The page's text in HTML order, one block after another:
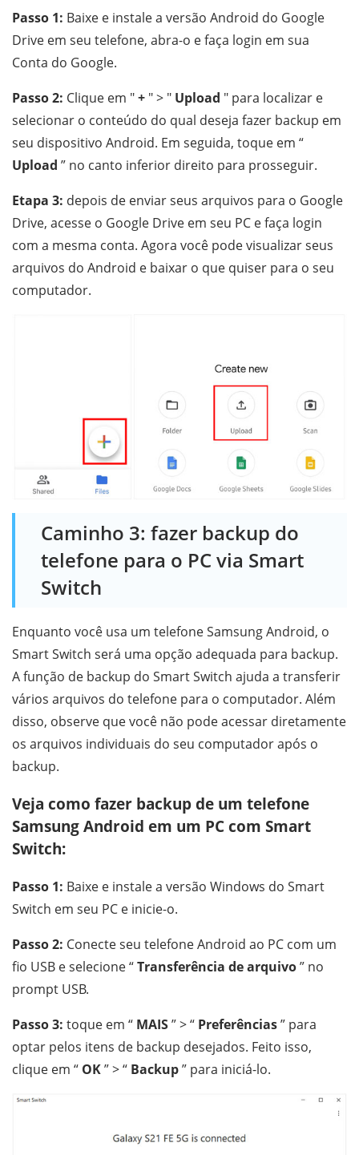
Passo 1: Baixe e instale a versão Android do Google
Drive em seu telefone, abra-o e faça login em sua
Conta do Google.
Passo 2: Clique em "+ " > " Upload " para localizar e
selecionar o conteúdo do qual deseja fazer backup em
seu dispositivo Android. Em seguida, toque em “
Upload ” no canto inferior direito para prosseguir.
Etapa 3: depois de enviar seus arquivos para o Google
Drive, acesse o Google Drive em seu PC e faça login
com a mesma conta. Agora você pode visualizar seus
arquivos do Android e baixar o que quiser para o seu
computador.
Caminho 3: fazer backup do
telefone para o PC via Smart
Switch
Enquanto você usa um telefone Samsung Android, o
Smart Switch será uma opção adequada para backup.
A função de backup do Smart Switch ajuda a transferir
vários arquivos do telefone para o computador. Além
disso, observe que você não pode acessar diretamente
os arquivos individuais do seu computador após o
backup.
Veja como fazer backup de um telefone
Samsung Android em um PC com Smart
Switch:
Passo 1: Baixe e instale a versão Windows do Smart
Switch em seu PC e inicie-o.
Passo 2: Conecte seu telefone Android ao PC com um
fio USB e selecione “Transferência de arquivo” no
prompt USB.
Passo 3: toque em “ MAIS” > “ Preferências” para
optar pelos itens de backup desejados. Feito isso,
clique em “ OK” > “ Backup” para iniciá-lo.